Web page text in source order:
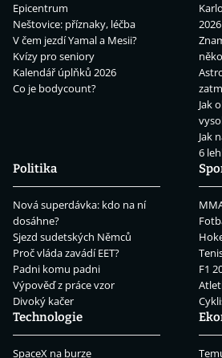
Epicentrum
Neštovice: příznaky, léčba
V čem jezdí Yamal a Mesii?
Kvízy pro seniory
Kalendář úplňků 2026
Co je bodycount?
2026
Jak
Jak
6
Politika
Nová superdávka: kdo na ní
dosáhne?
Sjezd sudetských Němců
Proč vláda zavádí EET?
Padni komu padni
Výpověď z práce vzor
Divoký kačer
F1
Technologie
SpaceX na burze